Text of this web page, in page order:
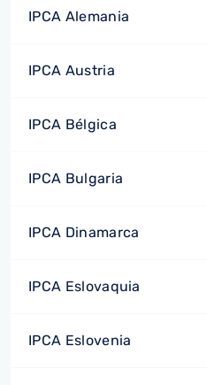
IPCA Alemania
IPCA Austria
IPCA Bélgica
IPCA Bulgaria
IPCA Dinamarca
IPCA Eslovaquia
IPCA Eslovenia